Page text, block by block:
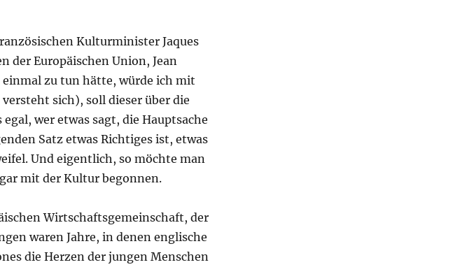
Kulturminister Jaques
der Europäischen Union, Jean
zu tun hätte, würde ich mit
sich), soll dieser über die
wer etwas sagt, die Hauptsache
Satz etwas Richtiges ist, etwas
Und eigentlich, so möchte man
mit der Kultur begonnen.
Wirtschaftsgemeinschaft, der
waren Jahre, in denen englische
die Herzen der jungen Menschen